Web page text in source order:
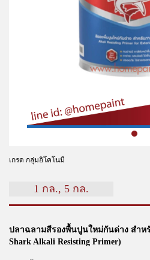
เกรด กลุ่มอิโคโนมี
1 กล., 5 กล.
ปลาฉลามสีรองพื้นปูนใหม่กันด่าง สำห
Shark Alkali Resisting Primer)